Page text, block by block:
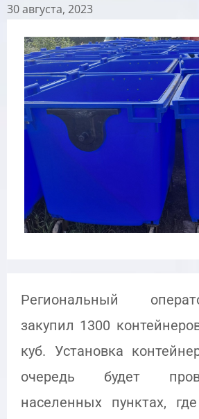
30 августа, 2023
Региональный
закупил 1300
куб. Установка
очередь будет
населенных пунктах,